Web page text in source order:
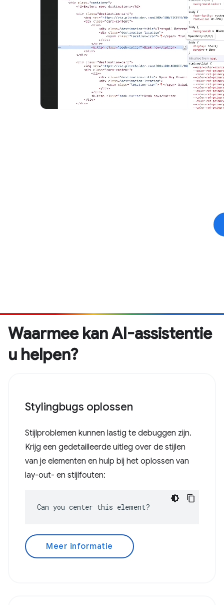
Waarmee kan AI-assistentie
u helpen?
Stylingbugs oplossen
Stijlproblemen kunnen lastig te debuggen zijn.
Krijg een gedetailleerde uitleg over de stijlen
van je elementen en hulp bij het oplossen van
lay-out- en stijlfouten:
Can you center this element?
Meer informatie